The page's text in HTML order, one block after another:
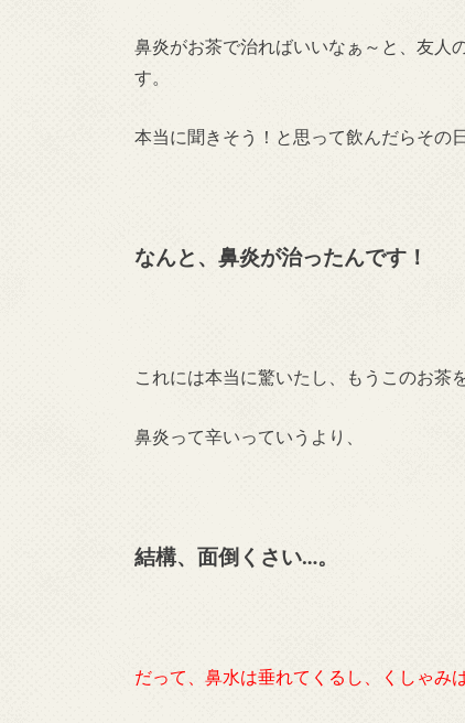
鼻炎がお茶で治ればいいなぁ～と、友人
す。
本当に聞きそう！と思って飲んだらその
なんと、鼻炎が治ったんです！
これには本当に驚いたし、もうこのお茶
鼻炎って辛いっていうより、
結構、面倒くさい…。
だって、鼻水は垂れてくるし、くしゃみ